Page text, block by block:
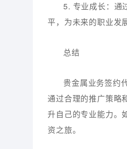
5. 专业成长：通
平，为未来的职业发
总结
贵金属业务签约
通过合理的推广策略
升自己的专业能力。
资之旅。